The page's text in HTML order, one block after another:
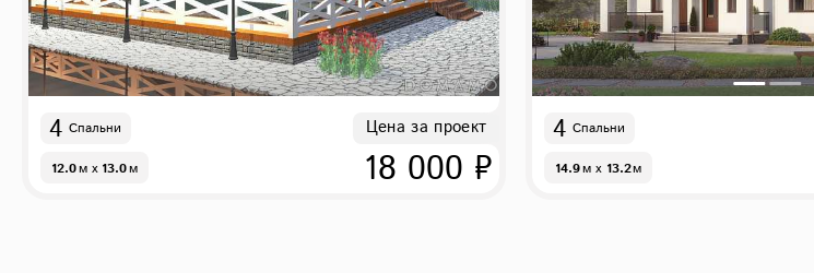
4 Спальни
12.0м x 13.0м
Цена за проект
18 000 ₽
4 Спальни
14.9м x 13.2м